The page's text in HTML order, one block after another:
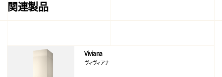
関連製品
Viviana
ヴィヴィアナ